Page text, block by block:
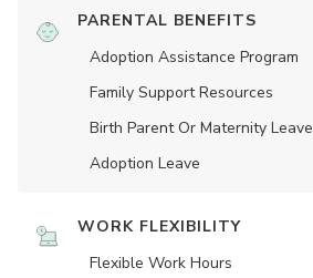
PARENTAL BENEFITS
Adoption Assistance Program
Family Support Resources
Birth Parent Or Maternity Leave
Adoption Leave
WORK FLEXIBILITY
Flexible Work Hours